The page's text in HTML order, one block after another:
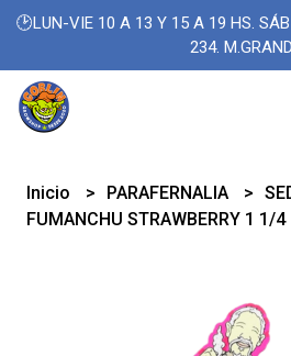
🕑LUN-VIE 10 A 13 Y 15 A 19 HS.
234.
Inicio PARAFERNALIA
FUMANCHU STRAWBERRY 1 1/4